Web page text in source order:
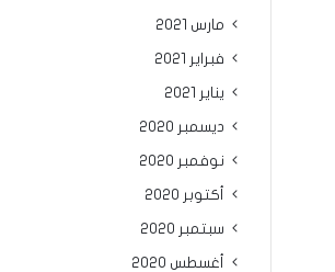
مارس 2021
فبراير 2021
يناير 2021
ديسمبر 2020
نوفمبر 2020
أكتوبر 2020
سبتمبر 2020
أغسطس 2020